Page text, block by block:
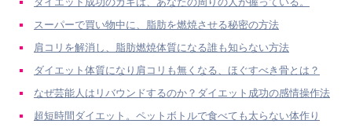
スーパーで買い物中に、脂肪を燃焼させる秘密の方法
肩コリを解消し、脂肪燃焼体質になる誰も知らない方法
ダイエット体質になり肩コリも無くなる、ほぐすべき骨とは？
なぜ芸能人はリバウンドするのか？ダイエット成功の感情操作法
超短時間ダイエット。ペットボトルで食べても太らない体作り